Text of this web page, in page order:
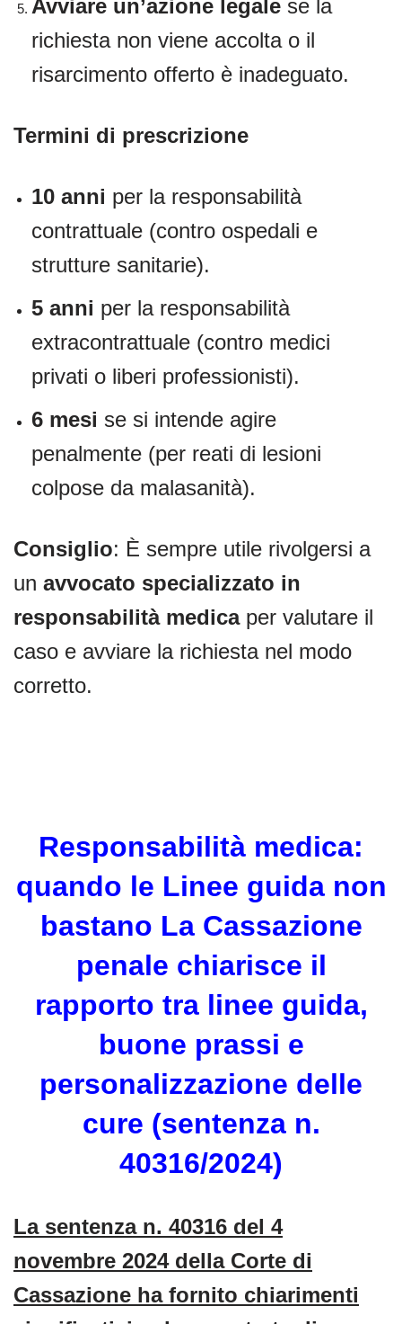
Avviare un’azione legale se la
richiesta non viene accolta o il
risarcimento offerto è inadeguato.
Termini di prescrizione
10 anni per la responsabilità
contrattuale (contro ospedali e
strutture sanitarie).
5 anni per la responsabilità
extracontrattuale (contro medici
privati o liberi professionisti).
6 mesi se si intende agire
penalmente (per reati di lesioni
colpose da malasanità).
Consiglio: È sempre utile rivolgersi a
un avvocato specializzato in
responsabilità medicaper valutare il
caso e avviare la richiesta nel modo
corretto.
Responsabilità medica:
quando le Linee guida non
bastano La Cassazione
penale chiarisce il
rapporto tra linee guida,
buone prassi e
personalizzazione delle
cure (sentenza n.
40316/2024)
La sentenza n. 40316 del 4
novembre 2024 della Corte di
Cassazione ha fornito chiarimenti